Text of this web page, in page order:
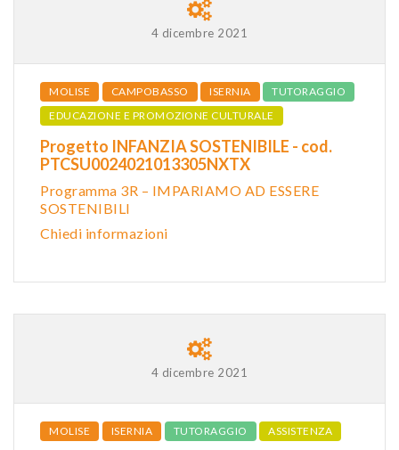
4 dicembre 2021
MOLISE CAMPOBASSO ISERNIA
TUTORAGGIO
EDUCAZIONE E PROMOZIONE CULTURALE
Progetto INFANZIA SOSTENIBILE - cod.
PTCSU0024021013305NXTX
Programma 3R – IMPARIAMO AD ESSERE
SOSTENIBILI
Chiedi informazioni
4 dicembre 2021
MOLISE ISERNIA TUTORAGGIO ASSISTENZA